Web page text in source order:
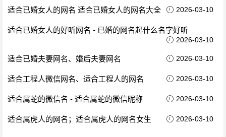
适合已婚女人的网名 适合已婚女人的网名大全 2026-03-10
适合已婚女人的好听网名 - 已婚的网名起什么名字好听
2026-03-10
适合已婚夫妻网名、婚后夫妻网名 2026-03-10
适合工程人微信网名、适合工程人的网名 2026-03-10
适合属蛇的微信名 - 适合属蛇的微信昵称 2026-03-10
适合属虎人的网名；适合属虎人的网名女生 2026-03-10